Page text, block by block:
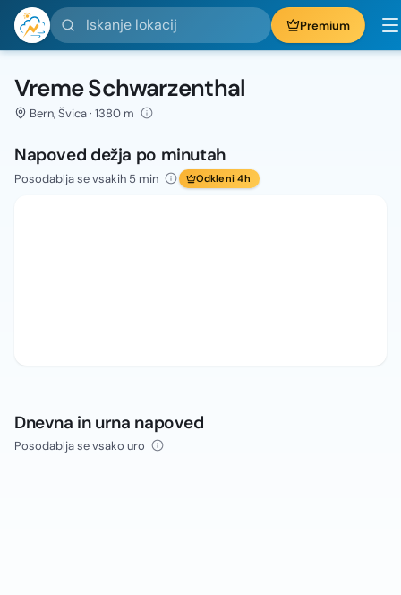
Iskanje lokacij Premium
Vreme Schwarzenthal
Bern, Švica · 1380 m
Napoved dežja po minutah
Posodablja se vsakih 5 min Odkleni 4h
Dnevna in urna napoved
Posodablja se vsako uro